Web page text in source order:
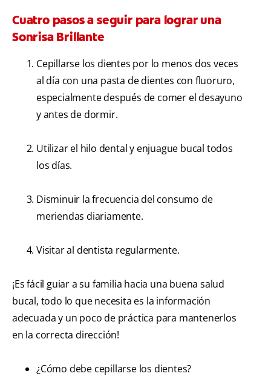
Cuatro pasos a seguir para lograr una
Sonrisa Brillante
Cepillarse los dientes por lo menos dos veces
al día con una pasta de dientes con fluoruro,
especialmente después de comer el desayuno
y antes de dormir.
Utilizar el hilo dental y enjuague bucal todos
los días.
Disminuir la frecuencia del consumo de
meriendas diariamente.
Visitar al dentista regularmente.
¡Es fácil guiar a su familia hacia una buena salud
bucal, todo lo que necesita es la información
adecuada y un poco de práctica para mantenerlos
en la correcta dirección!
¿Cómo debe cepillarse los dientes?